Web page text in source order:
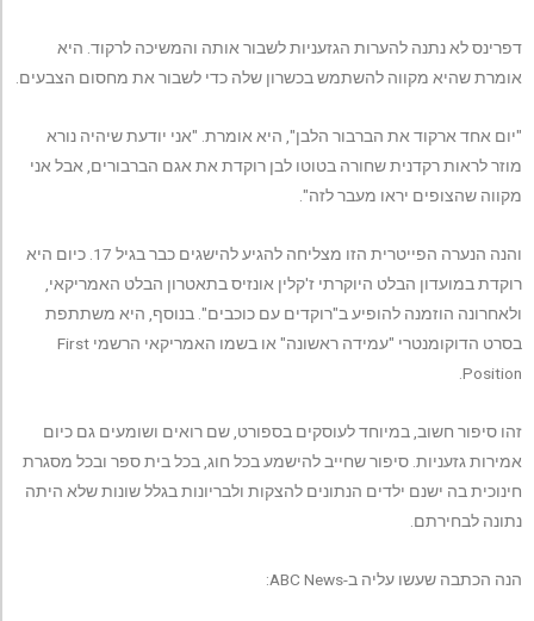
דפרינס לא נתנה להערות הגזעניות לשבור אותה והמשיכה לרקוד. היא
אומרת שהיא מקווה להשתמש בכשרון שלה כדי לשבור את מחסום הצבעים.
"יום אחד ארקוד את הברבור הלבן", היא אומרת. "אני יודעת שיהיה נורא
מוזר לראות רקדנית שחורה בטוטו לבן רוקדת את אגם הברבורים, אבל אני
מקווה שהצופים יראו מעבר לזה".
והנה הנערה הפייטרית הזו מצליחה להגיע להישגים כבר בגיל 17. כיום היא
רוקדת במועדון הבלט היוקרתי ז'קלין אונזיס בתאטרון הבלט האמריקאי,
ולאחרונה הוזמנה להופיע ב"רוקדים עם כוכבים". בנוסף, היא משתתפת
בסרט הדוקומנטרי "עמידה ראשונה" או בשמו האמריקאי הרשמי First
Position.
זהו סיפור חשוב, במיוחד לעוסקים בספורט, שם רואים ושומעים גם כיום
אמירות גזעניות. סיפור שחייב להישמע בכל חוג, בכל בית ספר ובכל מסגרת
חינוכית בה ישנם ילדים הנתונים להצקות ולבריונות בגלל שונות שלא היתה
נתונה לבחירתם.
הנה הכתבה שעשו עליה ב-ABC News: